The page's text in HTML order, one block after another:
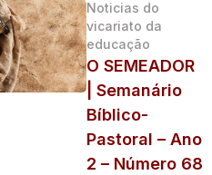
Noticias do
vicariato da
educação
O SEMEADOR
| Semanário
Bíblico-
Pastoral – Ano
2 – Número 68